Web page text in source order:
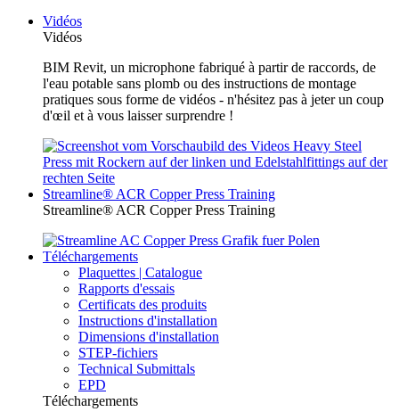
Vidéos
Vidéos
BIM Revit, un microphone fabriqué à partir de raccords, de
l'eau potable sans plomb ou des instructions de montage
pratiques sous forme de vidéos - n'hésitez pas à jeter un coup
d'œil et à vous laisser surprendre !
Streamline® ACR Copper Press Training
Streamline® ACR Copper Press Training
Téléchargements
Plaquettes | Catalogue
Rapports d'essais
Certificats des produits
Instructions d'installation
Dimensions d'installation
STEP-fichiers
Technical Submittals
EPD
Téléchargements